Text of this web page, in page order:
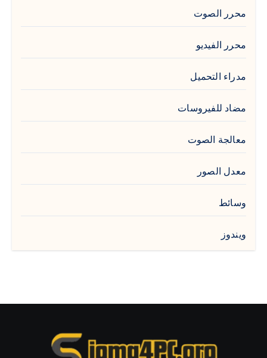
محرر الصوت
محرر الفيديو
مدراء التحميل
مضاد للفيروسات
معالجة الصوت
معدل الصور
وسائط
ويندوز